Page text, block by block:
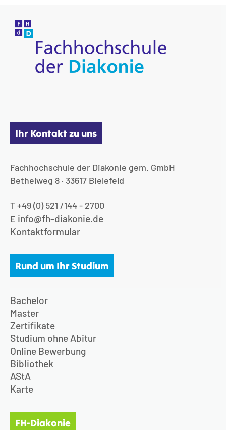
Ihr Kontakt zu uns
Fachhochschule der Diakonie gem. GmbH
Bethelweg 8 · 33617 Bielefeld
T +49 (0) 521 /144 - 2700
E info@fh-diakonie.de
Kontaktformular
Rund um Ihr Studium
Bachelor
Master
Zertifikate
Studium ohne Abitur
Online Bewerbung
Bibliothek
AStA
Karte
FH-Diakonie